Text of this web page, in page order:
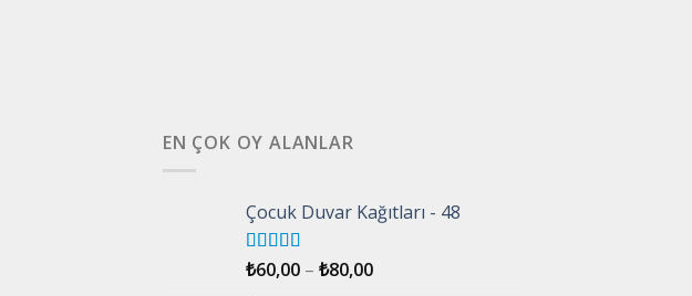
EN ÇOK OY ALANLAR
Çocuk Duvar Kağıtları - 48
5 üzerinden
5.00oy aldı
₺60,00 – ₺80,00